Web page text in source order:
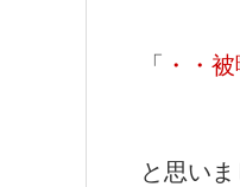
「 ・・
と思い